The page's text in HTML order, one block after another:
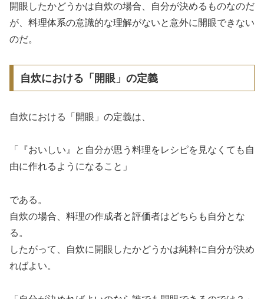
開眼したかどうかは自炊の場合、自分が決めるものなのだ
が、料理体系の意識的な理解がないと意外に開眼できない
のだ。
自炊における「開眼」の定義
自炊における「開眼」の定義は、
「『おいしい』と自分が思う料理をレシピを見なくても自
由に作れるようになること」
である。
自炊の場合、料理の作成者と評価者はどちらも自分とな
る。
したがって、自炊に開眼したかどうかは純粋に自分が決め
ればよい。